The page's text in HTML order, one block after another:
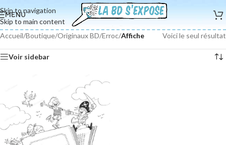
Skip to navigation
Skip to main content
MENU
Accueil/Boutique/Originaux BD/Erroc/Affiche Voici le seul résultat
Voir sidebar